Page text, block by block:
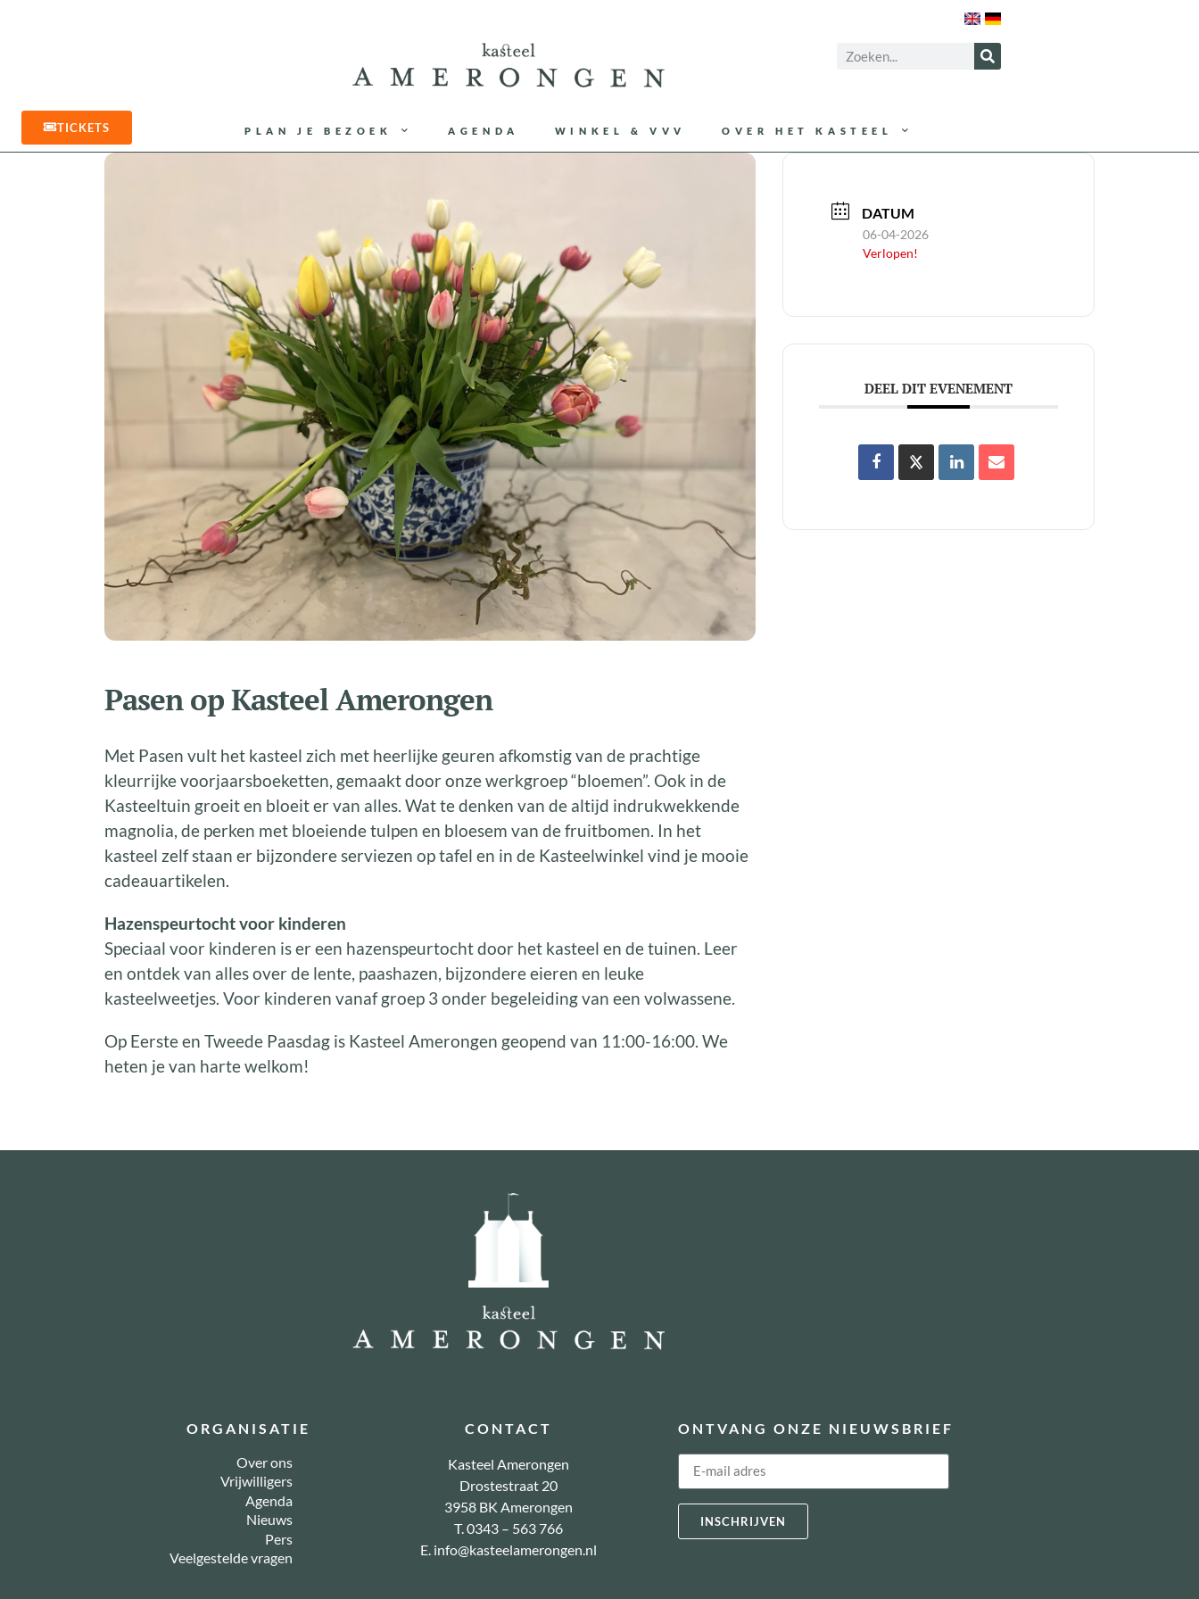
TICKETS PLAN JE BEZOEK AGENDA WINKEL & VVV OVER HET KASTEEL
Pasen op Kasteel Amerongen
Met Pasen vult het kasteel zich met heerlijke geuren afkomstig van de prachtige
kleurrijke voorjaarsboeketten, gemaakt door onze werkgroep “bloemen”. Ook in de
Kasteeltuin groeit en bloeit er van alles. Wat te denken van de altijd indrukwekkende
magnolia, de perken met bloeiende tulpen en bloesem van de fruitbomen. In het
kasteel zelf staan er bijzondere serviezen op tafel en in de Kasteelwinkel vind je mooie
cadeauartikelen.
Hazenspeurtocht voor kinderen
Speciaal voor kinderen is er een hazenspeurtocht door het kasteel en de tuinen. Leer
en ontdek van alles over de lente, paashazen, bijzondere eieren en leuke
kasteelweetjes. Voor kinderen vanaf groep 3 onder begeleiding van een volwassene.
Op Eerste en Tweede Paasdag is Kasteel Amerongen geopend van 11:00-16:00. We
heten je van harte welkom!
DATUM
06-04-2026
Verlopen!
DEEL DIT EVENEMENT
ORGANISATIE
Over ons
Vrijwilligers
Agenda
Nieuws
Pers
Veelgestelde vragen
CONTACT
Kasteel Amerongen
Drostestraat 20
3958 BK Amerongen
T. 0343 – 563 766
E. info@kasteelamerongen.nl
ONTVANG ONZE NIEUWSBRIEF
INSCHRIJVEN